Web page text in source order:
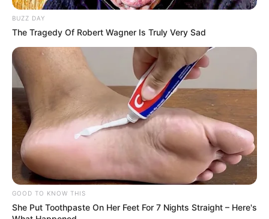
BUZZ DAY
The Tragedy Of Robert Wagner Is Truly Very Sad
GOOD TO KNOW THIS
She Put Toothpaste On Her Feet For 7 Nights Straight – Here's